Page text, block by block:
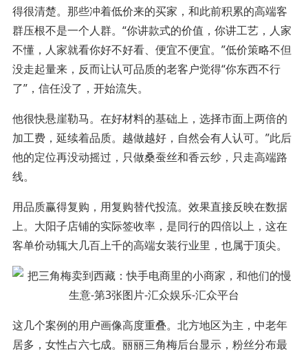
得很清楚。那些冲着低价来的买家，和此前积累的高端客
群压根不是一个人群。“你讲款式的价值，你讲工艺，人家
不懂，人家就看你好不好看、便宜不便宜。”低价策略不但
没走起量来，反而让认可品质的老客户觉得“你东西不行
了”，信任没了，开始流失。
他很快悬崖勒马。在好材料的基础上，选择市面上两倍的
加工费，延续着品质。越做越好，自然会有人认可。”此后
他的定位再没动摇过，只做桑蚕丝和香云纱，只走高端路
线。
用品质赢得复购，用复购替代投流。效果直接反映在数据
上。大阳子店铺的实际签收率，是同行的四倍以上，这在
客单价动辄大几百上千的高端女装行业里，也属于顶尖。
这几个案例的用户画像高度重叠。北方地区为主，中老年
居多，女性占六七成。丽丽三角梅后台显示，粉丝分布最